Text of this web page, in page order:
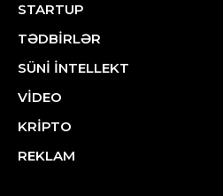
STARTUP
TƏDBİRLƏR
SÜNİ İNTELLEKT
VİDEO
KRİPTO
REKLAM